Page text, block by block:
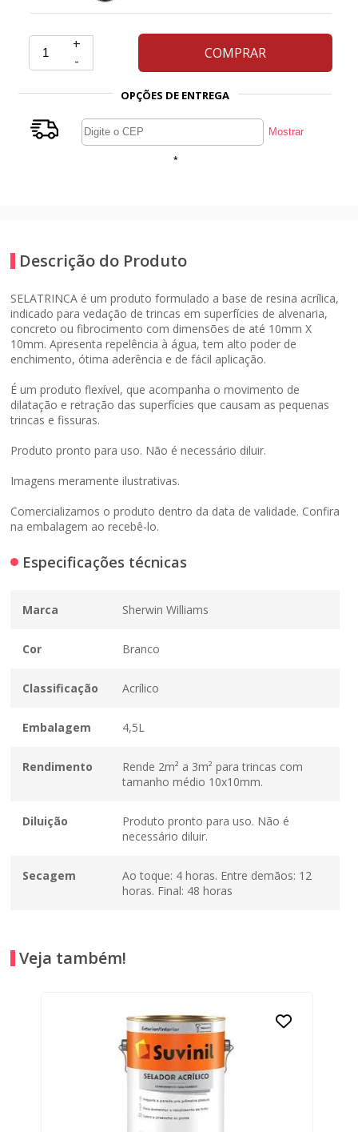
+
-
COMPRAR
OPÇÕES DE ENTREGA
*
Descrição do Produto
SELATRINCA é um produto formulado a base de resina acrílica,
indicado para vedação de trincas em superfícies de alvenaria,
concreto ou fibrocimento com dimensões de até 10mm X
10mm. Apresenta repelência à água, tem alto poder de
enchimento, ótima aderência e de fácil aplicação.
É um produto flexível, que acompanha o movimento de
dilatação e retração das superfícies que causam as pequenas
trincas e fissuras.
Produto pronto para uso. Não é necessário diluir.
Imagens meramente ilustrativas.
Comercializamos o produto dentro da data de validade. Confira
na embalagem ao recebê-lo.
Especificações técnicas
Marca Sherwin Williams
Cor Branco
Classificação Acrílico
Embalagem 4,5L
Rendimento
Rende 2m² a 3m² para trincas com
tamanho médio 10x10mm.
Diluição
Produto pronto para uso. Não é
necessário diluir.
Secagem
Ao toque: 4 horas. Entre demãos: 12
horas. Final: 48 horas
Veja também!